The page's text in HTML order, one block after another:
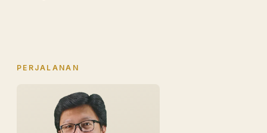
PERJALANAN